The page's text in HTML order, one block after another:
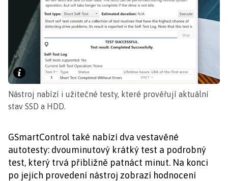
Nástroj nabízí i užitečné testy, které prověřují aktuální
stav SSD a HDD.
GSmartControl také nabízí dva vestavěné
autotesty: dvouminutový krátký test a podrobný
test, který trvá přibližně patnáct minut. Na konci
po jejich provedení nástroj zobrazí hodnocení